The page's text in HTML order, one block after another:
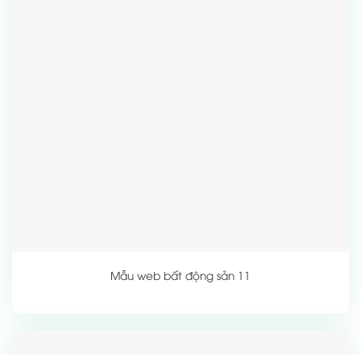
Mẫu web bất động sản 11